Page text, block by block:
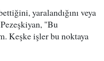
yaralandığını veya
"Bu
Keşke işler bu noktaya